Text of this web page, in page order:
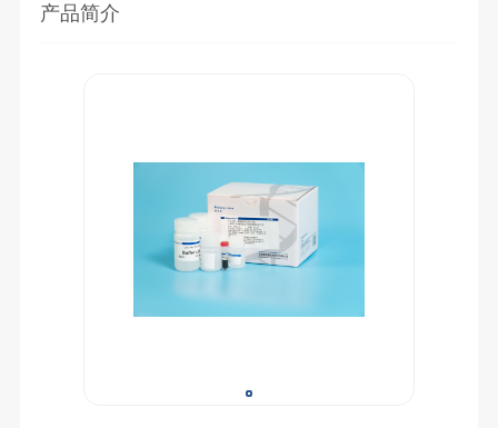
产品简介